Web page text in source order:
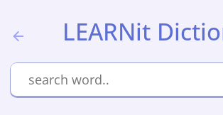
LEARNit